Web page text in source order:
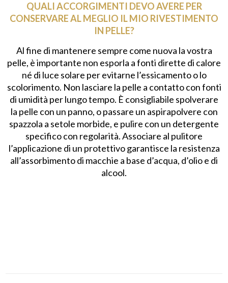
QUALI ACCORGIMENTI DEVO AVERE PER
CONSERVARE AL MEGLIO IL MIO RIVESTIMENTO
IN PELLE?
Al fine di mantenere sempre come nuova la vostra
pelle, è importante non esporla a fonti dirette di calore
né di luce solare per evitarne l’essicamento o lo
scolorimento. Non lasciare la pelle a contatto con fonti
di umidità per lungo tempo. È consigliabile spolverare
la pelle con un panno, o passare un aspirapolvere con
spazzola a setole morbide, e pulire con un detergente
specifico con regolarità. Associare al pulitore
l’applicazione di un protettivo garantisce la resistenza
all’assorbimento di macchie a base d’acqua, d’olio e di
alcool.